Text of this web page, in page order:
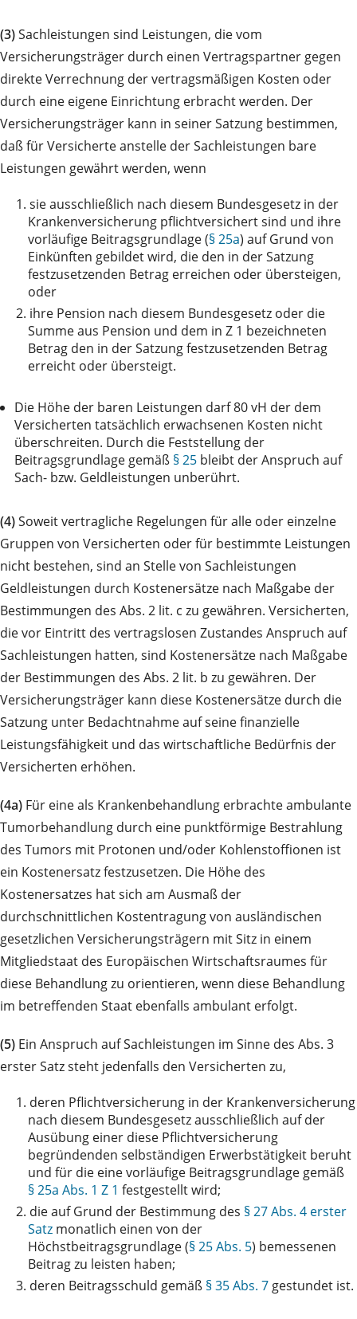
(3)Sachleistungen sind Leistungen, die vom
Versicherungsträger durch einen Vertragspartner gegen
direkte Verrechnung der vertragsmäßigen Kosten oder
durch eine eigene Einrichtung erbracht werden. Der
Versicherungsträger kann in seiner Satzung bestimmen,
daß für Versicherte anstelle der Sachleistungen bare
Leistungen gewährt werden, wenn
1. sie ausschließlich nach diesem Bundesgesetz in der
Krankenversicherung pflichtversichert sind und ihre
vorläufige Beitragsgrundlage (§ 25a) auf Grund von
Einkünften gebildet wird, die den in der Satzung
festzusetzenden Betrag erreichen oder übersteigen,
oder
2. ihre Pension nach diesem Bundesgesetz oder die
Summe aus Pension und dem in Z 1 bezeichneten
Betrag den in der Satzung festzusetzenden Betrag
erreicht oder übersteigt.
Die Höhe der baren Leistungen darf 80 vH der dem
Versicherten tatsächlich erwachsenen Kosten nicht
überschreiten. Durch die Feststellung der
Beitragsgrundlage gemäß § 25 bleibt der Anspruch auf
Sach- bzw. Geldleistungen unberührt.
(4)Soweit vertragliche Regelungen für alle oder einzelne
Gruppen von Versicherten oder für bestimmte Leistungen
nicht bestehen, sind an Stelle von Sachleistungen
Geldleistungen durch Kostenersätze nach Maßgabe der
Bestimmungen des Abs. 2 lit. c zu gewähren. Versicherten,
die vor Eintritt des vertragslosen Zustandes Anspruch auf
Sachleistungen hatten, sind Kostenersätze nach Maßgabe
der Bestimmungen des Abs. 2 lit. b zu gewähren. Der
Versicherungsträger kann diese Kostenersätze durch die
Satzung unter Bedachtnahme auf seine finanzielle
Leistungsfähigkeit und das wirtschaftliche Bedürfnis der
Versicherten erhöhen.
(4a) Für eine als Krankenbehandlung erbrachte ambulante
Tumorbehandlung durch eine punktförmige Bestrahlung
des Tumors mit Protonen und/oder Kohlenstoffionen ist
ein Kostenersatz festzusetzen. Die Höhe des
Kostenersatzes hat sich am Ausmaß der
durchschnittlichen Kostentragung von ausländischen
gesetzlichen Versicherungsträgern mit Sitz in einem
Mitgliedstaat des Europäischen Wirtschaftsraumes für
diese Behandlung zu orientieren, wenn diese Behandlung
im betreffenden Staat ebenfalls ambulant erfolgt.
(5) Ein Anspruch auf Sachleistungen im Sinne des Abs. 3
erster Satz steht jedenfalls den Versicherten zu,
1. deren Pflichtversicherung in der Krankenversicherung
nach diesem Bundesgesetz ausschließlich auf der
Ausübung einer diese Pflichtversicherung
begründenden selbständigen Erwerbstätigkeit beruht
und für die eine vorläufige Beitragsgrundlage gemäß
§ 25a Abs. 1 Z 1 festgestellt wird;
2. die auf Grund der Bestimmung des § 27 Abs. 4 erster
Satz monatlich einen von der
Höchstbeitragsgrundlage (§ 25 Abs. 5) bemessenen
Beitrag zu leisten haben;
3. deren Beitragsschuld gemäß § 35 Abs. 7 gestundet ist.